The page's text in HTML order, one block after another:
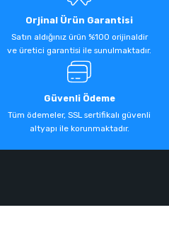
Orjinal Ürün Garantisi
Satın aldığınız ürün %100 orijinaldir
ve üretici garantisi ile sunulmaktadır.
Güvenli Ödeme
Tüm ödemeler, SSL sertifikalı güvenli
altyapı ile korunmaktadır.